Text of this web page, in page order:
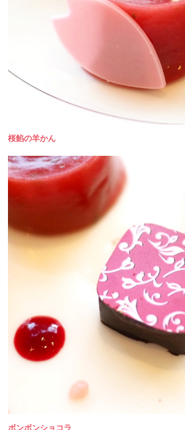
桜餡の羊かん
ボンボンショコラ